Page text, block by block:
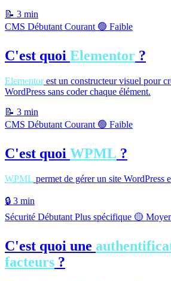
📝 3 min
CMS Débutant Courant 🟢 Faible
C'est quoi Elementor ?
Elementorest un constructeur visuel pour
WordPress sans coder chaque élément.
📝 3 min
CMS Débutant Courant 🟢 Faible
C'est quoi WPML ?
WPML permet de gérer un site WordPress
🔒 3 min
Sécurité Débutant Plus spécifique 🟡
C'est quoi une
facteurs ?